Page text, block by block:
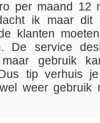
per maand 12
ik maar dit
klanten
De service
gebruik
tip verhuis
weer gebruik